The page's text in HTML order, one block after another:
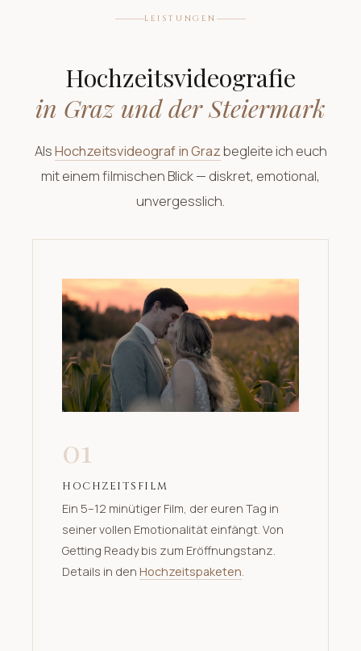
LEISTUNGEN
Hochzeitsvideografie
in Graz und der Steiermark
AlsHochzeitsvideograf in Grazbegleite ich euch
mit einem filmischen Blick — diskret, emotional,
unvergesslich.
01
HOCHZEITSFILM
Ein 5–12 minütiger Film, der euren Tag in
seiner vollen Emotionalität einfängt. Von
Getting Ready bis zum Eröffnungstanz.
Details in den Hochzeitspaketen.